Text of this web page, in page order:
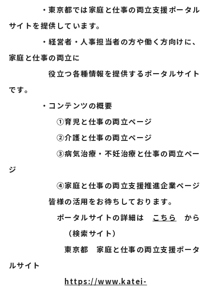
・東京都では家庭と仕事の両立支援ポータル
サイトを提供しています。
・経営者・人事担当者の方や働く方向けに、
家庭と仕事の両立に
役立つ各種情報を提供するポータルサイト
です。
・コンテンツの概要
①育児と仕事の両立ページ
②介護と仕事の両立ページ
③病気治療・不妊治療と仕事の両立ペー
ジ
④家庭と仕事の両立支援推進企業ページ
皆様の活用をお待ちしております。
ポータルサイトの詳細は こちら
から
（検索サイト）
東京都 家庭と仕事の両立支援ポータ
ルサイト
https://www.katei-